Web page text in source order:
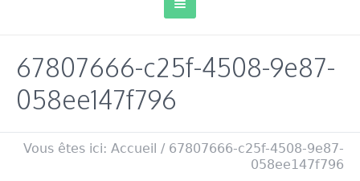
67807666-c25f-4508-9e87-
058ee147f796
Vous êtes ici: Accueil / 67807666-c25f-4508-9e87-
058ee147f796